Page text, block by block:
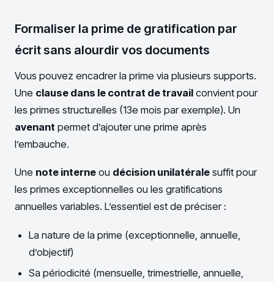
Formaliser la prime de gratification par
écrit sans alourdir vos documents
Vous pouvez encadrer la prime via plusieurs supports.
Une clause dans le contrat de travail convient pour
les primes structurelles (13e mois par exemple). Un
avenant permet d’ajouter une prime après
l’embauche.
Une note interne ou décision unilatérale suffit pour
les primes exceptionnelles ou les gratifications
annuelles variables. L’essentiel est de préciser :
La nature de la prime (exceptionnelle, annuelle,
d’objectif)
Sa périodicité (mensuelle, trimestrielle, annuelle,